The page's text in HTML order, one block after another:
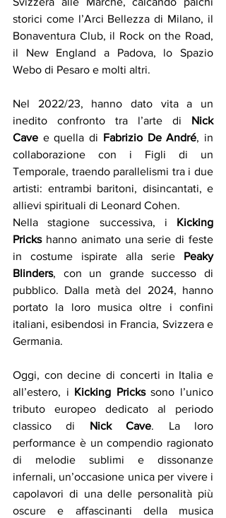
storici come l’Arci Bellezza di Milano, il
Bonaventura Club, il Rock on the Road,
il New England a Padova, lo Spazio
Webo di Pesaro e molti altri.
Nel 2022/23, hanno dato vita a un
inedito confronto tra l’arte di Nick
Cave e quella di Fabrizio De André, in
collaborazione con i Figli di un
Temporale, traendo parallelismi tra i due
artisti: entrambi baritoni, disincantati, e
allievi spirituali di Leonard Cohen.
Nella stagione successiva, i Kicking
Pricks hanno animato una serie di feste
in costume ispirate alla serie Peaky
Blinders, con un grande successo di
pubblico. Dalla metà del 2024, hanno
portato la loro musica oltre i confini
italiani, esibendosi in Francia, Svizzera e
Germania.
Oggi, con decine di concerti in Italia e
all’estero, i Kicking Pricks sono l’unico
tributo europeo dedicato al periodo
classico di Nick Cave. La loro
performance è un compendio ragionato
di melodie sublimi e dissonanze
infernali, un’occasione unica per vivere i
capolavori di una delle personalità più
oscure e affascinanti della musica